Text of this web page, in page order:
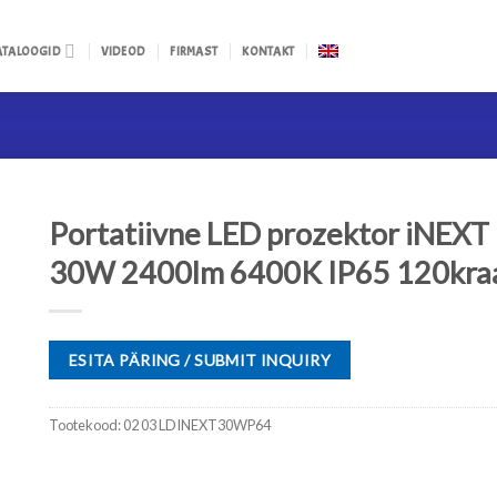
VIDEOD FIRMAST KONTAKT
Portatiivne LED prozektor iNEXT
30W 2400lm 6400K IP65
ESITA PÄRING / SUBMIT INQUIRY
Tootekood:02 03 LDINEXT30WP64